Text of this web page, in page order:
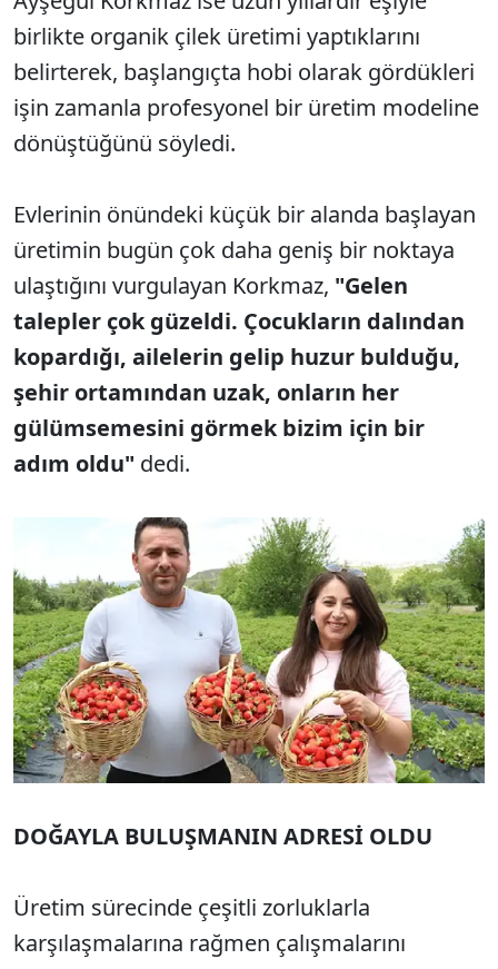
birlikte organik çilek üretimi yaptıklarını
belirterek, başlangıçta hobi olarak gördükleri
işin zamanla profesyonel bir üretim modeline
dönüştüğünü söyledi.
Evlerinin önündeki küçük bir alanda başlayan
üretimin bugün çok daha geniş bir noktaya
ulaştığını vurgulayan Korkmaz, "Gelen
talepler çok güzeldi. Çocukların dalından
kopardığı, ailelerin gelip huzur bulduğu,
şehir ortamından uzak, onların her
gülümsemesini görmek bizim için bir
adım oldu" dedi.
DOĞAYLA BULUŞMANIN ADRESİ OLDU
Üretim sürecinde çeşitli zorluklarla
karşılaşmalarına rağmen çalışmalarını